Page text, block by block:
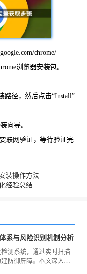
chrome/
浏览器安装包。
路径，然后点击“Install”
向导。
联网验证，等待验证完
装操作方法
经验总结
系与风险识别机制分析
测系统，通过实时扫描
防御屏障。本文深入解